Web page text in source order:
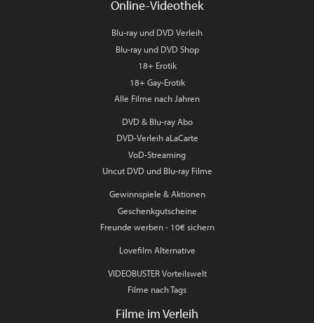
Online-Videothek
Blu-ray und DVD Verleih
Blu-ray und DVD Shop
18+ Erotik
18+ Gay-Erotik
Alle Filme nach Jahren
DVD & Blu-ray Abo
DVD-Verleih aLaCarte
VoD-Streaming
Uncut DVD und Blu-ray Filme
Gewinnspiele & Aktionen
Geschenkgutscheine
Freunde werben - 10€ sichern
Lovefilm Alternative
VIDEOBUSTER Vorteilswelt
Filme nach Tags
Filme im Verleih